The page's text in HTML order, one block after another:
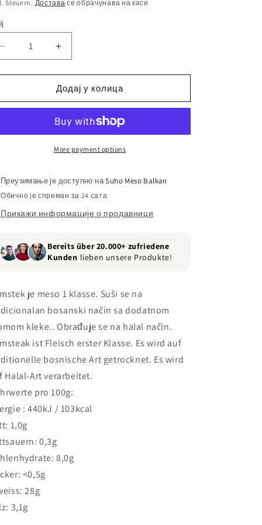
Steuern. Достава се обрачунава на каси
Смањите
количину
за
Roastbeef
Повећајте
количину
за
Premium
Roastbeef
Додај у колица
More payment options
Преузимање је доступно наSuho Meso Balkan
Обично је спреман за 24 сата
Прикажи информације о продавници
Bereits über 20.000+ zufriedene
Kunden lieben unsere Produkte!
je meso 1 klasse. Suši se na
bosanski način sa dodatnom
kleke.. Obrađuje se na halal način.
ist Fleisch erster Klasse. Es wird auf
bosnische Art getrocknet. Es wird
Halal-Art verarbeitet.
pro 100g:
: 440kJ / 103kcal
1,0g
0,3g
8,0g
<0,5g
28g
3,1g